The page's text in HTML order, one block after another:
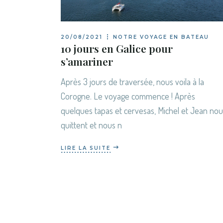
20/08/2021 NOTRE VOYAGE EN BATEAU
10 jours en Galice pour
s’amariner
Après 3 jours de traversée, nous voila à la
Corogne. Le voyage commence ! Après
quelques tapas et cervesas, Michel et Jean
quittent et nous n
LIRE LA SUITE